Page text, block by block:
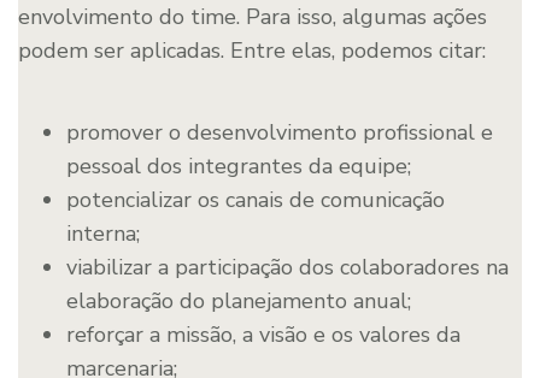
envolvimento do time. Para isso, algumas ações
podem ser aplicadas. Entre elas, podemos citar:
promover o desenvolvimento profissional e
pessoal dos integrantes da equipe;
potencializar os canais de comunicação
interna;
viabilizar a participação dos colaboradores na
elaboração do planejamento anual;
reforçar a missão, a visão e os valores da
marcenaria;